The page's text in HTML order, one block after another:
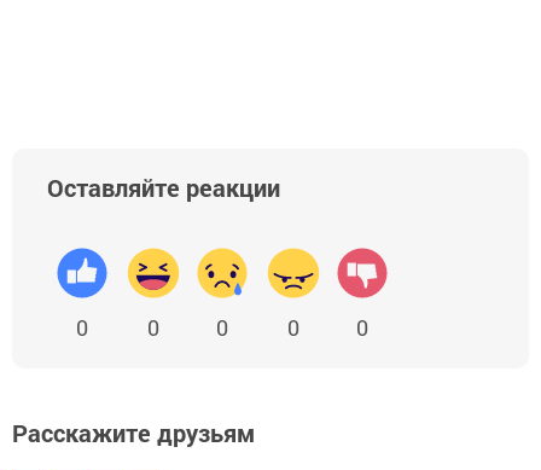
Оставляйте реакции
0 0 0 0 0
Расскажите друзьям